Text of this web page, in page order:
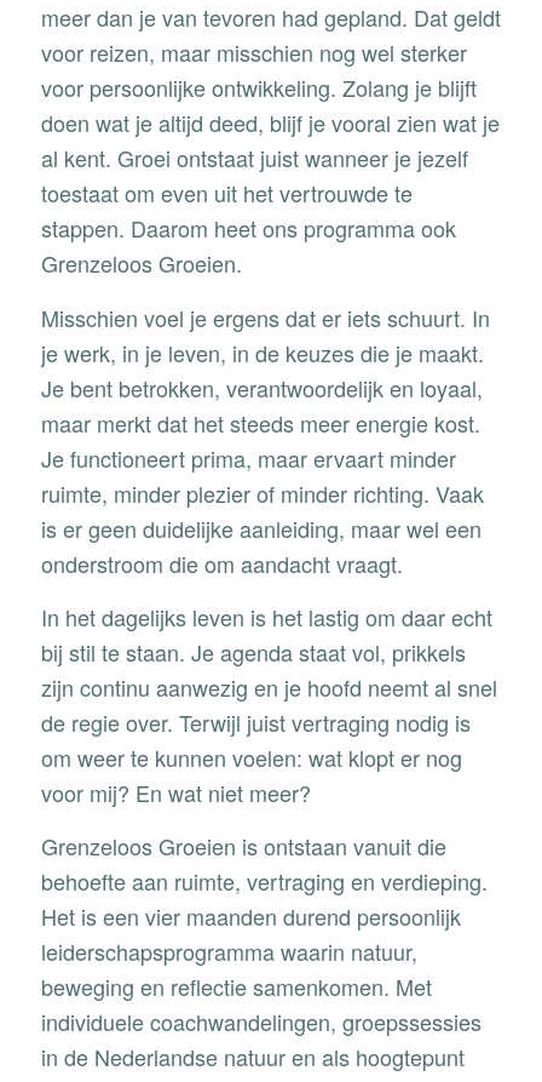
meer dan je van tevoren had gepland. Dat geldt
voor reizen, maar misschien nog wel sterker
voor persoonlijke ontwikkeling. Zolang je blijft
doen wat je altijd deed, blijf je vooral zien wat je
al kent. Groei ontstaat juist wanneer je jezelf
toestaat om even uit het vertrouwde te
stappen. Daarom heet ons programma ook
Grenzeloos Groeien.
Misschien voel je ergens dat er iets schuurt. In
je werk, in je leven, in de keuzes die je maakt.
Je bent betrokken, verantwoordelijk en loyaal,
maar merkt dat het steeds meer energie kost.
Je functioneert prima, maar ervaart minder
ruimte, minder plezier of minder richting. Vaak
is er geen duidelijke aanleiding, maar wel een
onderstroom die om aandacht vraagt.
In het dagelijks leven is het lastig om daar echt
bij stil te staan. Je agenda staat vol, prikkels
zijn continu aanwezig en je hoofd neemt al snel
de regie over. Terwijl juist vertraging nodig is
om weer te kunnen voelen: wat klopt er nog
voor mij? En wat niet meer?
Grenzeloos Groeien is ontstaan vanuit die
behoefte aan ruimte, vertraging en verdieping.
Het is een vier maanden durend persoonlijk
leiderschapsprogramma waarin natuur,
beweging en reflectie samenkomen. Met
individuele coachwandelingen, groepssessies
in de Nederlandse natuur en als hoogtepunt